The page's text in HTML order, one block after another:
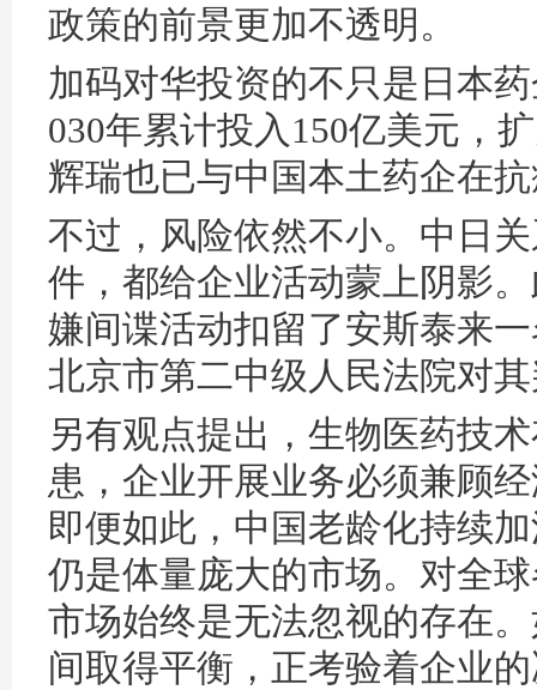
政策的前景更加不透明。
加码对华投资的不只是日本
030年累计投入150亿美元，
辉瑞也已与中国本土药企在
不过，风险依然不小。中日
件，都给企业活动蒙上阴影
嫌间谍活动扣留了安斯泰来
北京市第二中级人民法院对
另有观点提出，生物医药技
患，企业开展业务必须兼顾
即便如此，中国老龄化持续
仍是体量庞大的市场。对全
市场始终是无法忽视的存在
间取得平衡，正考验着企业